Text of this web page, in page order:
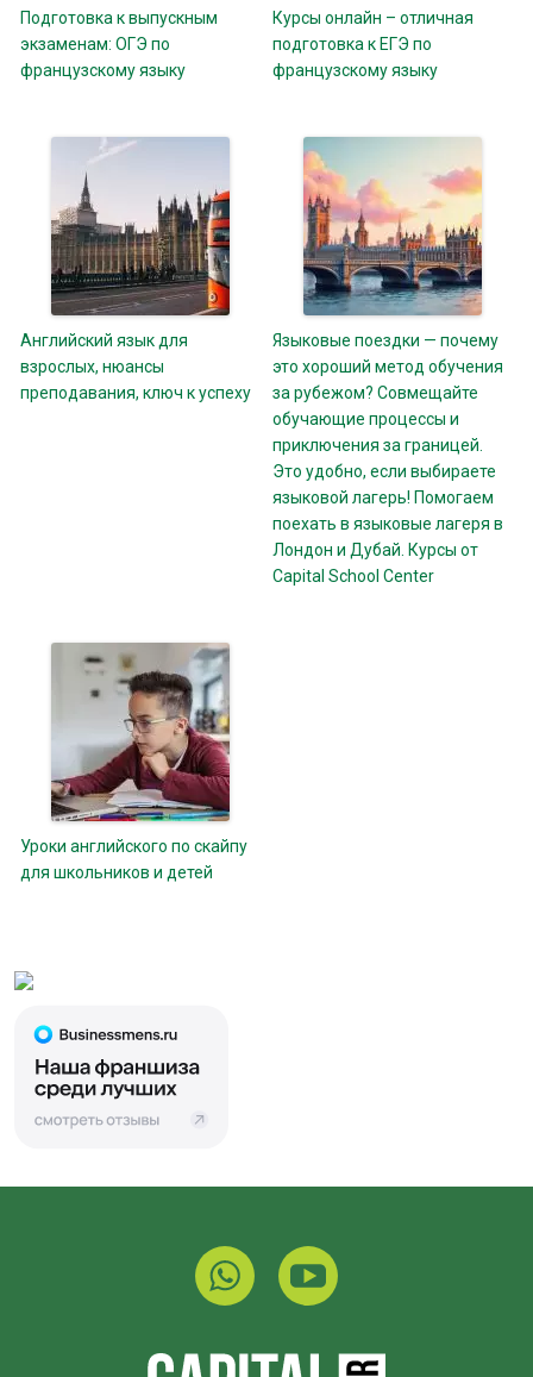
Подготовка к выпускным
экзаменам: ОГЭ по
французскому языку
Курсы онлайн – отличная
подготовка к ЕГЭ по
французскому языку
Английский язык для
взрослых, нюансы
преподавания, ключ к успеху
Языковые поездки — почему
это хороший метод обучения
за рубежом? Совмещайте
обучающие процессы и
приключения за границей.
Это удобно, если выбираете
языковой лагерь! Помогаем
поехать в языковые лагеря в
Лондон и Дубай. Курсы от
Capital School Center
Уроки английского по скайпу
для школьников и детей